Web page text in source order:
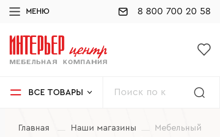
МЕНЮ 8 800 700 20 58
ВСЕ ТОВАРЫ
Главная Наши магазины
Мебельный